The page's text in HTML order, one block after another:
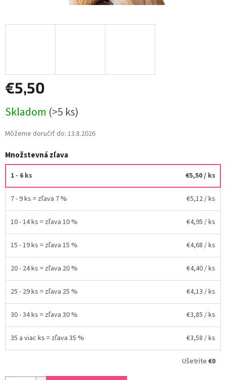
€5,50
cena:
Skladom (>5 ks)
Môžeme doručiť do: 13.8.2026
Množstevná zľava
1 - 6 ks €5,50/ ks
7 - 9 ks = zľava 7 % €5,12/ ks
10 - 14 ks = zľava 10 % €4,95 / ks
15 - 19 ks = zľava 15 % €4,68 / ks
20 - 24 ks = zľava 20 % €4,40/ ks
25 - 29 ks = zľava 25 % €4,13 / ks
30 - 34 ks = zľava 30 % €3,85 / ks
35 a viac ks = zľava 35 % €3,58 / ks
Ušetríte €0